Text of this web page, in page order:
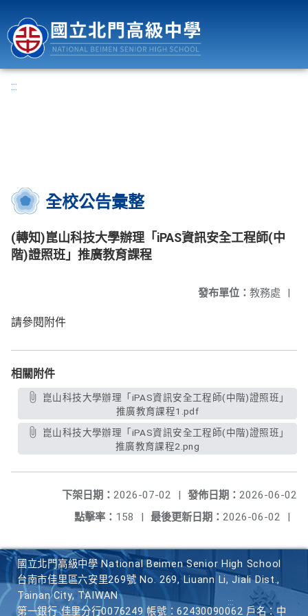
:::
全校公告彙整
(轉知)崑山科技大學辦理「iPAS資訊安全工程師(中
階)證照班」推廣教育課程
發布單位： 教務處 |
請參閱附件
相關附件
推廣教育課程1.pdf
推廣教育課程2.png
發佈日期： 2026-06-02
下架日期： 2026-07-02
|
最後更新日期： 2026-06-02 |
點擊率： 158 |
國立北門高級中學 National Beimen Senior High School
台南市佳里區六安里269號 No. 269, Liuann Li, Jiali Dist.,
Tainan City, TAIWAN
第一銀行 佳里分行0076249 帳號：62430090062 戶名：中